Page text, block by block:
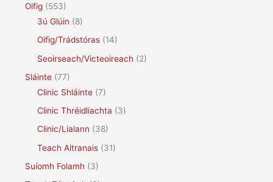
Oifig (553)
3ú Glúin (8)
Oifig/Trádstóras (14)
Seoirseach/Victeoireach (2)
Sláinte (77)
Clinic Shláinte (7)
Clinic Thréidliachta (3)
Clinic/Lialann (38)
Teach Altranais (31)
Suíomh Folamh (3)